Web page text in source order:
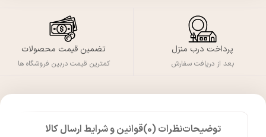
پرداخت درب منزل
بعد از دریافت سفارش
تضمین قیمت محصولات
کمترین قیمت دربین فروشگاه ها
توضیحاتنظرات (0) قوانین و شرایط ارسال کالا